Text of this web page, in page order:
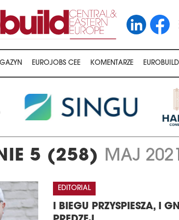
EUROJOBS CEE KOMENTARZE
5 (258) MAJ
EDITORIAL
I BIEGU PRZYSPIESZA, I